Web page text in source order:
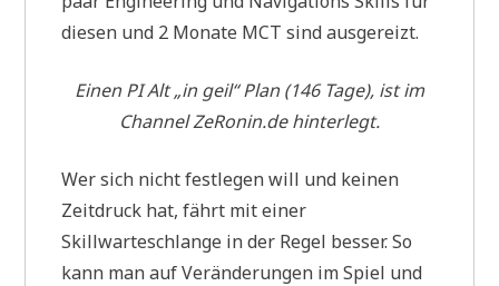
diesen und 2 Monate MCT sind ausgereizt.
Einen PI Alt „in geil“ Plan (146 Tage), ist im
Channel ZeRonin.de hinterlegt.
Wer sich nicht festlegen will und keinen
Zeitdruck hat, fährt mit einer
Skillwarteschlange in der Regel besser. So
kann man auf Veränderungen im Spiel und